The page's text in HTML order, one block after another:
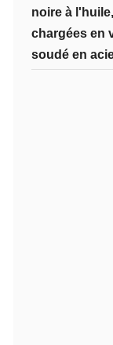
noire à
chargées en
soudé en